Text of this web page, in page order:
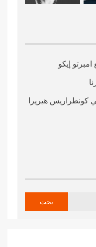
إيكو
كونطراريس هيريرا